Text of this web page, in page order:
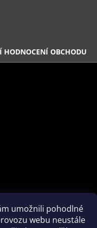
umožnili pohodlné
webu neustále
HODNOCENÍ OBCHODU